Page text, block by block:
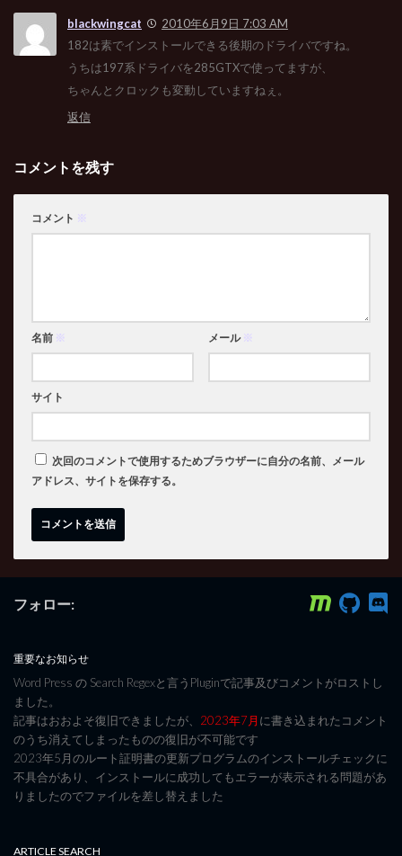
blackwingcat
2010年6月9日 7:03 AM
182は素でインストールできる後期のドライバですね。
うちは197系ドライバを285GTXで使ってますが、
ちゃんとクロックも変動していますねぇ。
返信
コメントを残す
コメント ※
名前 ※ メール ※
サイト
次回のコメントで使用するためブラウザーに自分の名前、メール
アドレス、サイトを保存する。
フォロー:
重要なお知らせ
Word Press の Search Regexと言うPluginで記事及びコメントがロストし
ました。
記事はおおよそ復旧できましたが、 2023年7月に書き込まれたコメント
のうち消えてしまったものの復旧が不可能です
2023年5月のルート証明書の更新プログラムのインストールチェックに
不具合があり、インストールに成功してもエラーが表示される問題があ
りましたのでファイルを差し替えました
ARTICLE SEARCH